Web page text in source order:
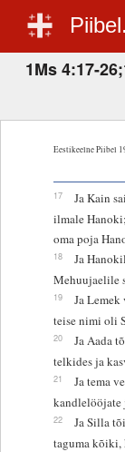
1Ms 4:17-
Eestikeelne Piibel
17
Ja Kain
ilmale
oma poja
18
Ja
Mehuujaelile
19
Ja
teise nimi oli
20
Ja Aada
telkides ja
21
Ja tema
kandlelööjate
22
Ja Silla
taguma kõiki,